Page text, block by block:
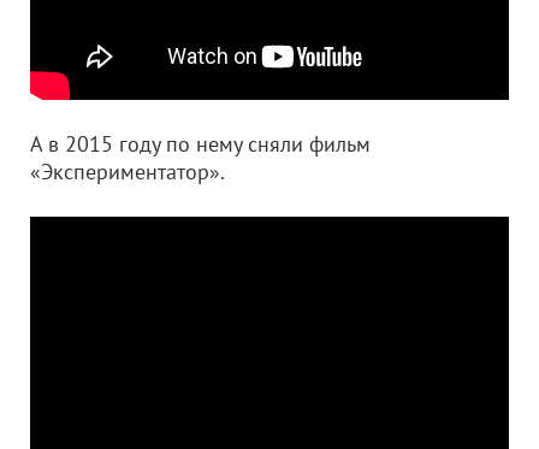
А в 2015 году по нему сняли фильм
«Экспериментатор».